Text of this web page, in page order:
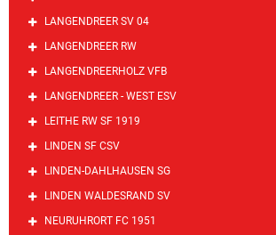
LANGENDREER SV 04
LANGENDREER RW
LANGENDREERHOLZ VFB
LANGENDREER - WEST ESV
LEITHE RW SF 1919
LINDEN SF CSV
LINDEN-DAHLHAUSEN SG
LINDEN WALDESRAND SV
NEURUHRORT FC 1951